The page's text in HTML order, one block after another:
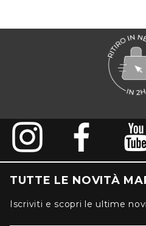
TUTTE LE NOVITÀ
Iscriviti e scopri le ultime